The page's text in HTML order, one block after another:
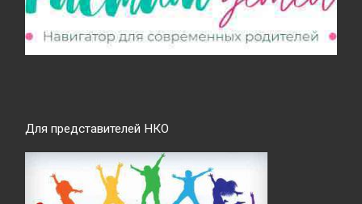
Для представителей НКО